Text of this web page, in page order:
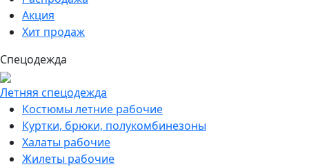
Акция
Хит продаж
Спецодежда
Летняя спецодежда
Костюмы летние рабочие
Куртки, брюки, полукомбинезоны
Халаты рабочие
Жилеты рабочие